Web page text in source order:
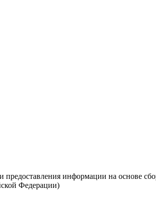
информации на основе
Федерации)